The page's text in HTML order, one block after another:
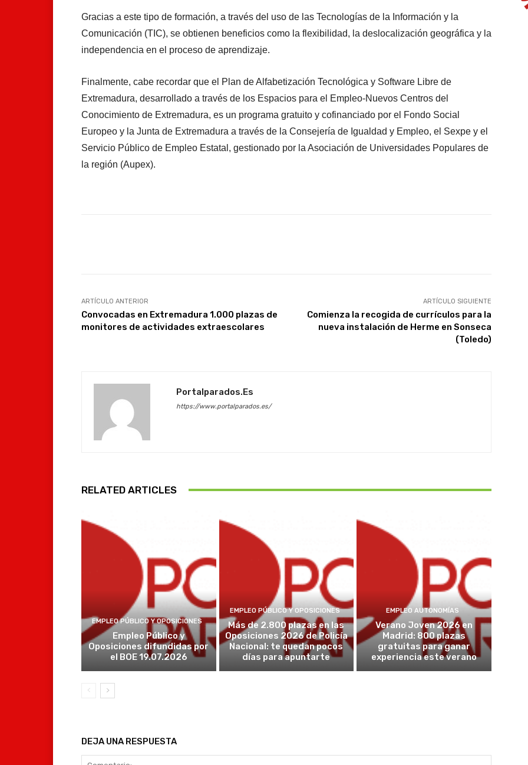
Gracias a este tipo de formación, a través del uso de las Tecnologías de la Información y la
Comunicación (TIC), se obtienen beneficios como la flexibilidad, la deslocalización geográfica y la
independencia en el proceso de aprendizaje.
Finalmente, cabe recordar que el Plan de Alfabetización Tecnológica y Software Libre de
Extremadura, desarrollado a través de los Espacios para el Empleo-Nuevos Centros del
Conocimiento de Extremadura, es un programa gratuito y cofinanciado por el Fondo Social
Europeo y la Junta de Extremadura a través de la Consejería de Igualdad y Empleo, el Sexpe y el
Servicio Público de Empleo Estatal, gestionado por la Asociación de Universidades Populares de
la región (Aupex).
ARTÍCULO ANTERIOR
Convocadas en Extremadura 1.000 plazas de
monitores de actividades extraescolares
ARTÍCULO SIGUIENTE
Comienza la recogida de currículos para la
nueva instalación de Herme en Sonseca
(Toledo)
Portalparados.es
https://www.portalparados.es/
RELATED ARTICLES
EMPLEO PÚBLICO Y OPOSICIONES
Empleo Público y
Oposiciones difundidas por
el BOE 19.07.2026
EMPLEO PÚBLICO Y OPOSICIONES
Más de 2.800 plazas en las
Oposiciones 2026 de Policía
Nacional: te quedan pocos
días para apuntarte
EMPLEO AUTONOMÍAS
Verano Joven 2026 en
Madrid: 800 plazas
gratuitas para ganar
experiencia este verano
DEJA UNA RESPUESTA